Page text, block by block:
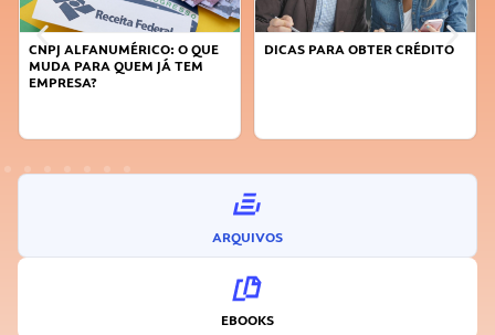
CNPJ ALFANUMÉRICO: O QUE
MUDA PARA QUEM JÁ TEM
EMPRESA?
DICAS PARA OBTER CRÉDITO
ARQUIVOS
EBOOKS